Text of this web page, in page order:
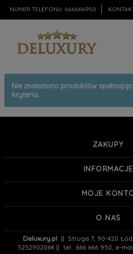
NUMER TELEFONU: 666666950
Nie znaleziono produktów
kryteria.
ZAKUPY
INFORMACJE
MOJE
O NAS
Deluxury.pl || Struga 7, 90-420
5252902064 || tel.: 666 666 950, e-